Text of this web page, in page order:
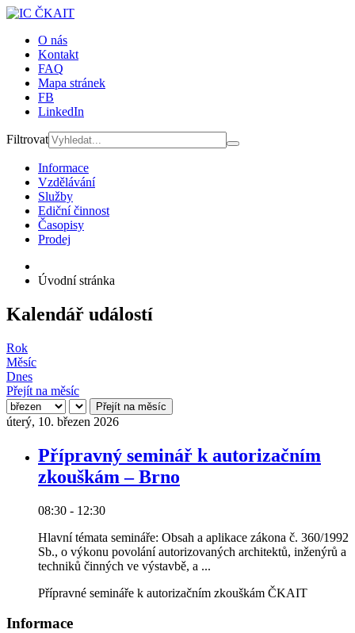
O nás
Kontakt
FAQ
Mapa stránek
FB
LinkedIn
Filtrovat
Informace
Vzdělávání
Služby
Ediční činnost
Časopisy
Prodej
Úvodní stránka
Kalendář událostí
Rok
Měsíc
Dnes
Přejít na měsíc
Přejít na měsíc
úterý, 10. březen 2026
Přípravný seminář k autorizačním
zkouškám – Brno
08:30 - 12:30
Hlavní témata semináře: Obsah a aplikace zákona č. 360/1992
Sb., o výkonu povolání autorizovaných architektů, inženýrů a
techniků činných ve výstavbě, a ...
Přípravné semináře k autorizačním zkouškám ČKAIT
Informace